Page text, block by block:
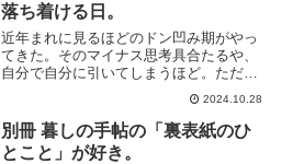
落ち着ける日。
近年まれに見るほどのドン凹み期がやっ
てきた。そのマイナス思考具合たるや、
自分で自分に引いてしまうほど。ただた
だ辛い。朝から超絶メンタルダウンして
たけど、メンタル系の本を読んでダバダ
バ泣いて、唐揚げ弁当食べて漫画読んだ
ら回復してきたので、もう...
2024.10.28
別冊 暮しの手帖の「裏表紙のひ
とこと」が好き。